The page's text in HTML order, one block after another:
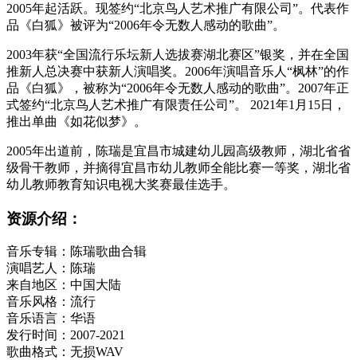
2005年起活跃。现签约“北京鸟人艺术推广有限公司”。代表作
品《白狐》被评为“2006年令无数人感动的歌曲”。
2003年获“全国流行乐坛新人选拔赛湖北赛区”银奖，并在全国
推新人总决赛中获新人演唱奖。2006年演唱音乐人“枫林”的作
品《白狐》，被称为“2006年令无数人感动的歌曲”。2007年正
式签约“北京鸟人艺术推广有限责任公司”。 2021年1月15日，
推出单曲《如花似梦》。
2005年出道前，陈瑞是宜昌市城建幼儿园高级教师，湖北省省
级骨干教师，并摘得宜昌市幼儿教师全能比赛一等奖，湖北省
幼儿教师教育知识电视大奖赛最佳选手。
资源介绍：
音乐专辑：陈瑞歌曲合辑
演唱艺人：陈瑞
来自地区：中国大陆
音乐风格：流行
音乐语言：华语
发行时间：2007-2021
歌曲格式：无损WAV